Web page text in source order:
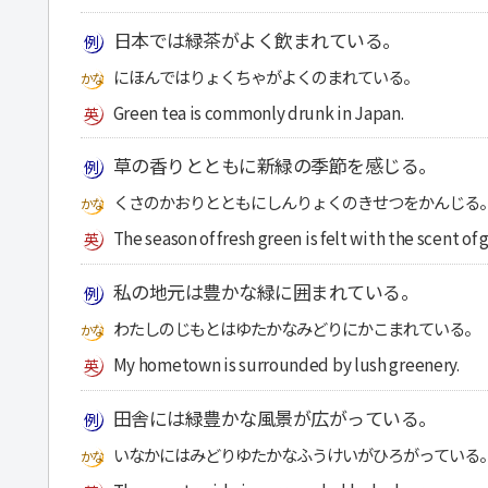
日本では緑茶がよく飲まれている。
にほんではりょくちゃがよくのまれている。
Green tea is commonly drunk in Japan.
草の香りとともに新緑の季節を感じる。
くさのかおりとともにしんりょくのきせつをかんじる。
The season of fresh green is felt with the scent of
私の地元は豊かな緑に囲まれている。
わたしのじもとはゆたかなみどりにかこまれている。
My hometown is surrounded by lush greenery.
田舎には緑豊かな風景が広がっている。
いなかにはみどりゆたかなふうけいがひろがっている。